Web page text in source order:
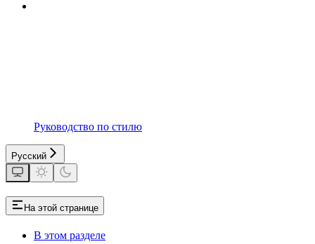
Руководство по стилю
Русский
На этой странице
В этом разделе